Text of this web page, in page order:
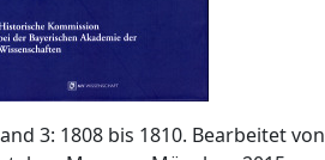
3: 1808 bis 1810. Bearbeitet von